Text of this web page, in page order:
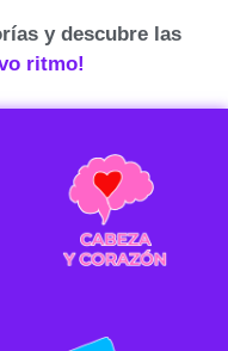
y descubre las
ritmo!